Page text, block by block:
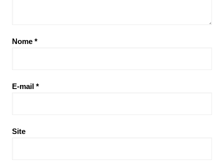
Nome *
E-mail *
Site